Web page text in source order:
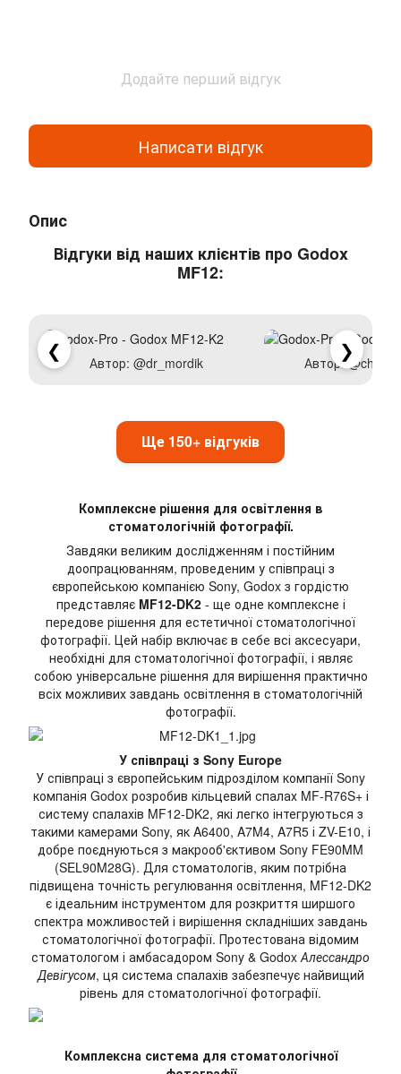
Додайте перший відгук
Написати відгук
Опис
Відгуки від наших клієнтів про Godox
MF12:
Автор: @dr_mordik Автор:
❮ ❯
Ще 150+ відгуків
Комплексне рішення для освітлення в
стоматологічній фотографії.
Завдяки великим дослідженням і постійним
доопрацюванням, проведеним у співпраці з
європейською компанією Sony, Godox з гордістю
представляє MF12-DK2- ще одне комплексне і
передове рішення для естетичної стоматологічної
фотографії. Цей набір включає в себе всі аксесуари,
необхідні для стоматологічної фотографії, і являє
собою універсальне рішення для вирішення практично
всіх можливих завдань освітлення в стоматологічній
фотографії.
У співпраці з Sony Europe
У співпраці з європейським підрозділом компанії Sony
компанія Godox розробив кільцевий спалах MF-R76S+ і
систему спалахів MF12-DK2, які легко інтегруються з
такими камерами Sony, як A6400, A7M4, A7R5 і ZV-E10, і
добре поєднуються з макрооб'єктивом Sony FE90MM
(SEL90M28G). Для стоматологів, яким потрібна
підвищена точність регулювання освітлення, MF12-DK2
є ідеальним інструментом для розкриття ширшого
спектра можливостей і вирішення складніших завдань
стоматологічної фотографії. Протестована відомим
стоматологом і амбасадором Sony & GodoxАлессандро
Девігусом, ця система спалахів забезпечує найвищий
рівень для стоматологічної фотографії.
Комплексна система для стоматологічної